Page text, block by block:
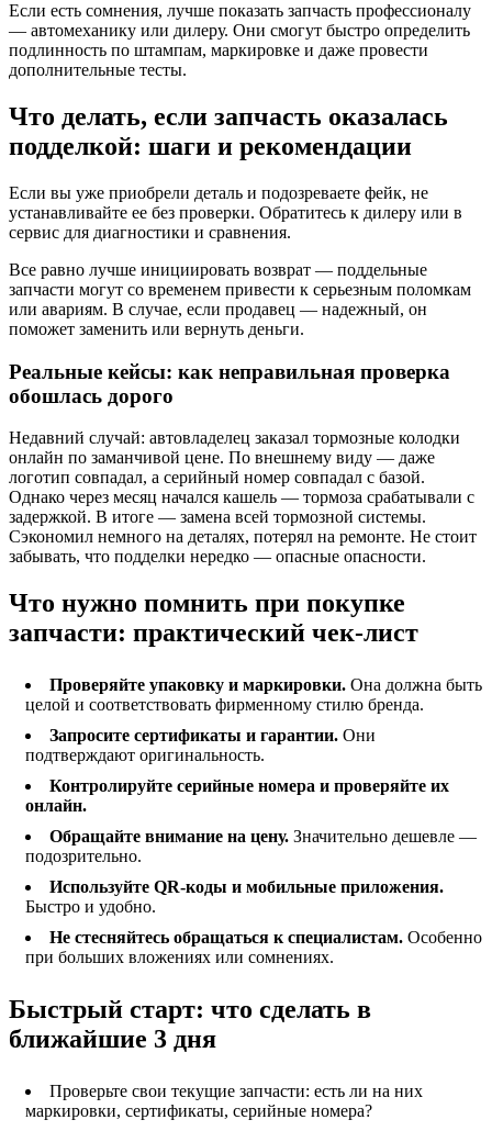
Если есть сомнения, лучше показать запчасть профессионалу
— автомеханику или дилеру. Они смогут быстро определить
подлинность по штампам, маркировке и даже провести
дополнительные тесты.
Что делать, если запчасть оказалась
подделкой: шаги и рекомендации
Если вы уже приобрели деталь и подозреваете фейк, не
устанавливайте ее без проверки. Обратитесь к дилеру или в
сервис для диагностики и сравнения.
Все равно лучше инициировать возврат — поддельные
запчасти могут со временем привести к серьезным поломкам
или авариям. В случае, если продавец — надежный, он
поможет заменить или вернуть деньги.
Реальные кейсы: как неправильная проверка
обошлась дорого
Недавний случай: автовладелец заказал тормозные колодки
онлайн по заманчивой цене. По внешнему виду — даже
логотип совпадал, а серийный номер совпадал с базой.
Однако через месяц начался кашель — тормоза срабатывали с
задержкой. В итоге — замена всей тормозной системы.
Сэкономил немного на деталях, потерял на ремонте. Не стоит
забывать, что подделки нередко — опасные опасности.
Что нужно помнить при покупке
запчасти: практический чек-лист
Проверяйте упаковку и маркировки. Она должна быть
целой и соответствовать фирменному стилю бренда.
Запросите сертификаты и гарантии. Они
подтверждают оригинальность.
Контролируйте серийные номера и проверяйте их
онлайн.
Обращайте внимание на цену. Значительно дешевле —
подозрительно.
Используйте QR-коды и мобильные приложения.
Быстро и удобно.
Не стесняйтесь обращаться к специалистам. Особенно
при больших вложениях или сомнениях.
Быстрый старт: что сделать в
ближайшие 3 дня
Проверьте свои текущие запчасти: есть ли на них
маркировки, сертификаты, серийные номера?